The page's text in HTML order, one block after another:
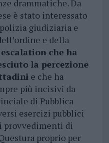
drammatiche. Da
è stato interessato
giudiziaria e
e della
escalation che ha
la percezione
e che ha
più incisivi da
di Pubblica
esercizi pubblici
provvedimenti di
proprio per